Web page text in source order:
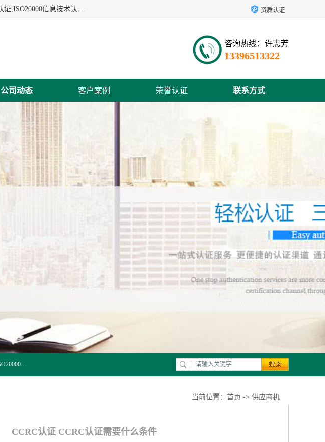
杭州贝安企业管理有限公司:iso咨询,杭州ISO认证,iso认证咨询,国军标认证,iso环境认证,27000信息安全认证,ISO20000信息技术认证,口罩检测报告,32610检测报告,CCRC认证,ISO50001认证,ITSS认证,两化融合认证,出口口罩检测报告等认证代理服务,本公司有近10年的体系咨询经验,能业务覆盖范围南到海南三亚北到新疆阿克苏. 资质认证
咨询热线：许志芳
13396513322
公司动态 客户案例 荣誉认证 联系方式
杭州贝安企业管理有限公司:iso咨询,杭州ISO认证,iso认证咨询,国军标认证,iso环境认证,27000信息安全认证,ISO20000信息技术认证,口罩检测报告,32610检测报告,CCRC认证,ISO50001认证,ITSS认证,两化融合认证,出口口罩检测报告等认证代理服务,本公司有近10年的体系咨询经验,能业务覆盖范围南到海南三亚北到新疆阿克苏.
当前位置： 首页 -> 供应商机
CCRC认证 CCRC认证需要什么条件